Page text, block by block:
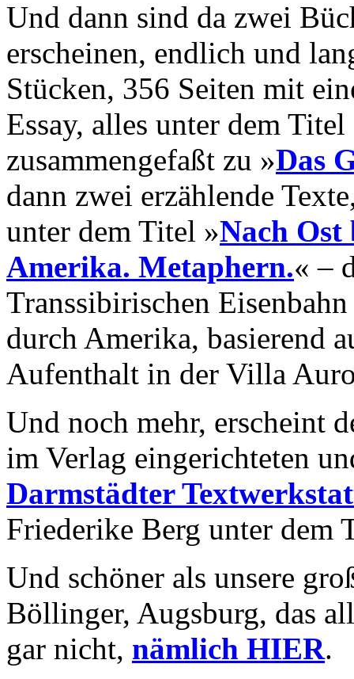
Und dann sind da zwei
erscheinen, endlich und
Stücken, 356 Seiten mit
Essay, alles unter dem
zusammengefaßt zu »Das
dann zwei erzählende
unter dem Titel »Nach Ost
Amerika. Metaphern.« –
Transsibirischen
durch Amerika, basierend
Aufenthalt in der Villa
Und noch mehr, erscheint
im Verlag eingerichteten
Darmstädter
Friederike Berg unter dem
Und schöner als unsere
Böllinger, Augsburg, das
gar nicht, nämlich HIER.